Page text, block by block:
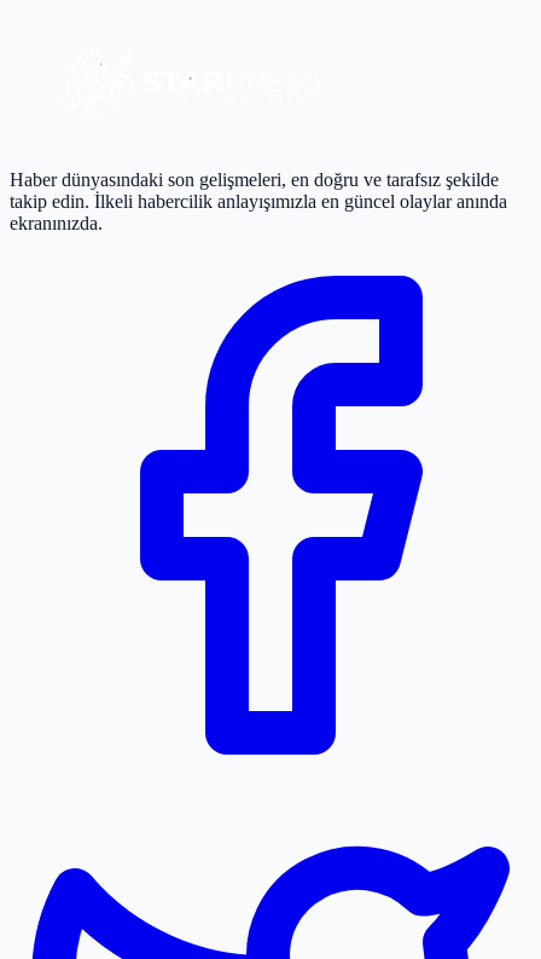
Haber dünyasındaki son gelişmeleri, en doğru ve tarafsız şekilde
takip edin. İlkeli habercilik anlayışımızla en güncel olaylar anında
ekranınızda.